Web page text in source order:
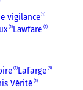
vigilance 1
1 Lawfare 1
1 Lafarge 3
Vérité 1